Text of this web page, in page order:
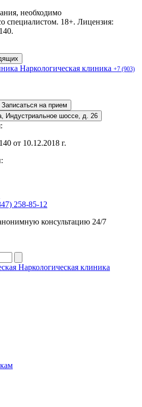
необходимо
специалистом. 18+. Лицензия:
Наркологическая клиника +7 (903)
Записаться на прием
Индустриальное шоссе, д. 26
от 10.12.2018 г.
258-85-12
консультацию 24/7
Наркологическая клиника